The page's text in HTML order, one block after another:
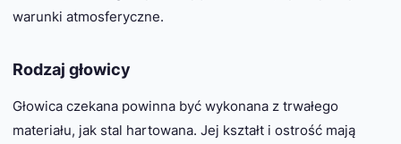
warunki atmosferyczne.
Rodzaj głowicy
Głowica czekana powinna być wykonana z trwałego
materiału, jak stal hartowana. Jej kształt i ostrość mają